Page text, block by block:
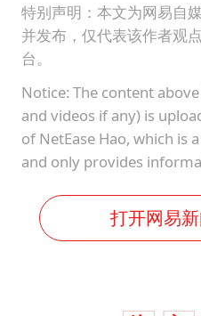
特别声明：本文为网易自
并发布，仅代表该作者观
台。
Notice: The content
and videos if any) is
of NetEase Hao, which is
and only provides
打开网易